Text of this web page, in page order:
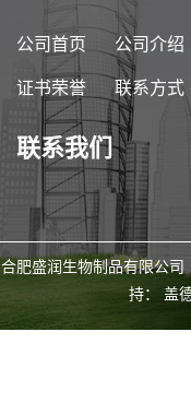
公司首页 公司介绍
证书荣誉 联系方式
联系我们
合肥盛润生物制品有限公司
持： 盖